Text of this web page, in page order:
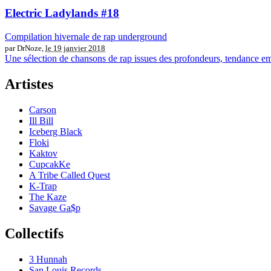
Electric Ladylands #18
Compilation hivernale de rap underground
par DrNoze, le 19 janvier 2018
Une sélection de chansons de rap issues des profondeurs, tendance
Artistes
Carson
Ill Bill
Iceberg Black
Floki
Kaktov
CupcakKe
A Tribe Called Quest
K-Trap
The Kaze
Savage Ga$p
Collectifs
3 Hunnah